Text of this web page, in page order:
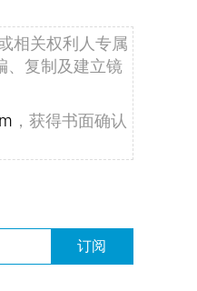
相关权利人专属
、复制及建立镜
，获得书面确认
订阅